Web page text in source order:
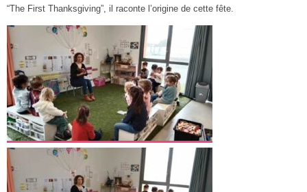
“The First Thanksgiving”, il raconte l’origine de cette fête.